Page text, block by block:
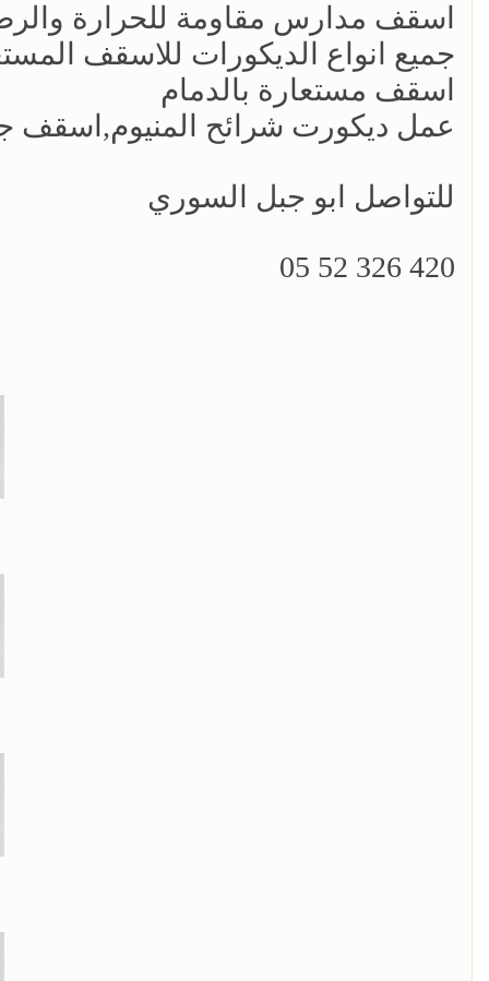
اسقف مدارس مقاومة للحرارة
جميع انواع الديكورات للاسقف
اسقف مستعارة بالدمام
عمل ديكورت شرائح المنيوم,اسقف
للتواصل ابو جبل السوري
420 326 52 05